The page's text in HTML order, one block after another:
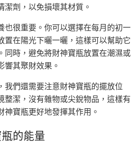
潔劑，以免損壞其材質。
也很重要。你可以選擇在每月的初一
置在陽光下曬一曬，這樣可以幫助它
同時，避免將財神寶瓶放置在潮濕或
響其聚財效果。
我們還需要注意財神寶瓶的擺放位
整潔，沒有雜物或尖銳物品，這樣有
神寶瓶更好地發揮其作用。
的能量